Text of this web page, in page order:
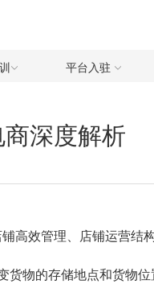
平台入驻
深度解析
高效管理、店铺运营结构
物的存储地点和货物